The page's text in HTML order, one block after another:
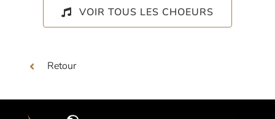
VOIR TOUS LES CHOEURS
Retour